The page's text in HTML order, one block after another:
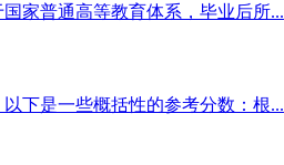
家普通高等教育体系，毕业后所...
下是一些概括性的参考分数：根...